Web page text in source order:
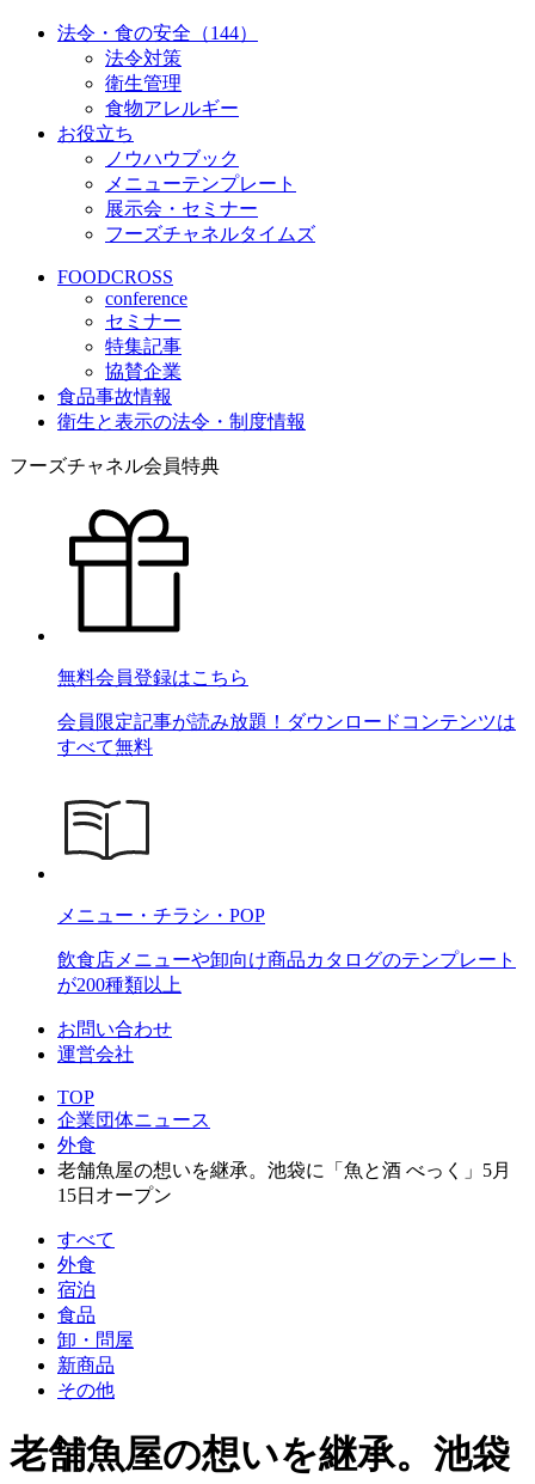
法令・食の安全（144）
法令対策
衛生管理
食物アレルギー
お役立ち
ノウハウブック
メニューテンプレート
展示会・セミナー
フーズチャネルタイムズ
FOODCROSS
conference
セミナー
特集記事
協賛企業
食品事故情報
衛生と表示の法令・制度情報
フーズチャネル会員特典
無料会員登録はこちら
会員限定記事が読み放題！ダウンロードコンテンツは
すべて無料
メニュー・チラシ・POP
飲食店メニューや卸向け商品カタログのテンプレート
が200種類以上
お問い合わせ
運営会社
TOP
企業団体ニュース
外食
老舗魚屋の想いを継承。池袋に「魚と酒 べっく」5月
15日オープン
すべて
外食
宿泊
食品
卸・問屋
新商品
その他
老舗魚屋の想いを継承。池袋